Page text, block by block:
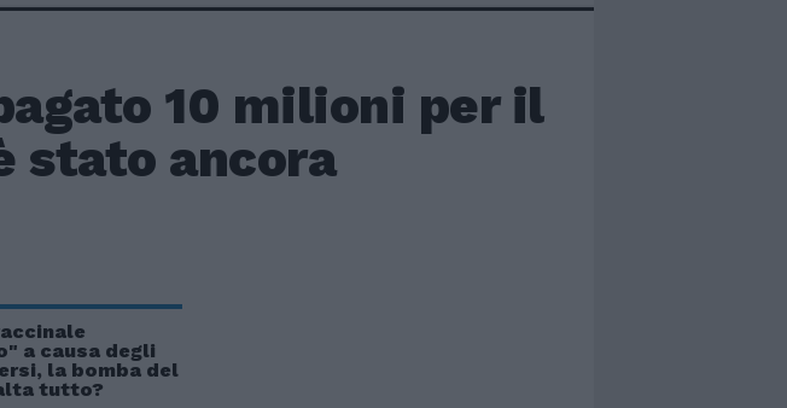
10 milioni per il
stato ancora
a causa degli
la bomba del
tutto?